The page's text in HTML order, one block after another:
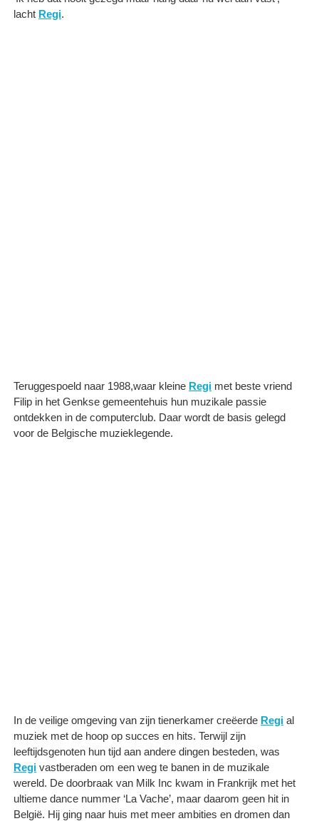
lacht Regi.
Teruggespoeld naar 1988,waar kleine Regi met beste vriend
Filip in het Genkse gemeentehuis hun muzikale passie
ontdekken in de computerclub. Daar wordt de basis gelegd
voor de Belgische muzieklegende.
In de veilige omgeving van zijn tienerkamer creëerde Regi al
muziek met de hoop op succes en hits. Terwijl zijn
leeftijdsgenoten hun tijd aan andere dingen besteden, was
Regi vastberaden om een weg te banen in de muzikale
wereld. De doorbraak van Milk Inc kwam in Frankrijk met het
ultieme dance nummer ‘La Vache’, maar daarom geen hit in
België. Hij ging naar huis met meer ambities en dromen dan